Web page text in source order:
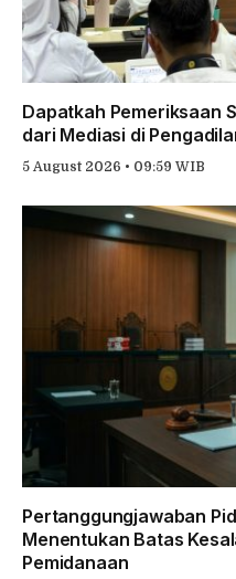
Dapatkah Pemeriksaan
dari Mediasi di
5 August 2026 • 09:59 WIB
Pertanggungjawaban
Menentukan Batas
Pemidanaan